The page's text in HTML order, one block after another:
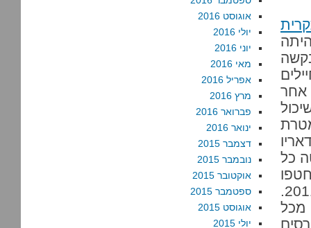
אחר
כל
בלוב לפני מספר חודשים. כך נראית הבהמה הירוקה, 2011.
מכל
אוגוסט 2016
יולי 2016
יוני 2016
מאי 2016
אפריל 2016
מרץ 2016
פברואר 2016
ינואר 2016
דצמבר 2015
נובמבר 2015
אוקטובר 2015
ספטמבר 2015
אוגוסט 2015
יולי 2015